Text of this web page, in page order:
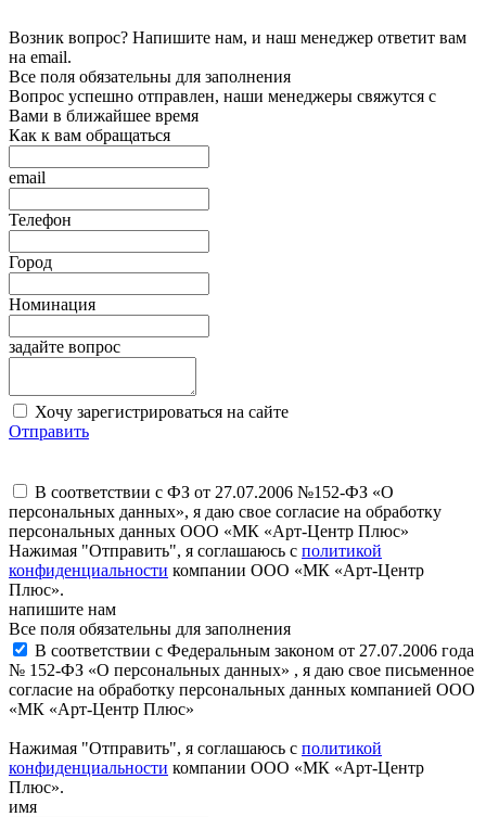
Возник вопрос? Напишите нам, и наш менеджер ответит вам
на email.
Все поля обязательны для заполнения
Вопрос успешно отправлен, наши менеджеры свяжутся с
Вами в ближайшее время
Как к вам обращаться
email
Телефон
Город
Номинация
задайте вопрос
Хочу зарегистрироваться на сайте
Отправить
В соответствии с ФЗ от 27.07.2006 №152-ФЗ «О
персональных данных», я даю свое согласие на обработку
персональных данных ООО «МК «Арт-Центр Плюс»
Нажимая "Отправить", я соглашаюсь с политикой
конфиденциальности компании ООО «МК «Арт-Центр
Плюс».
напишите нам
Все поля обязательны для заполнения
В соответствии с Федеральным законом от 27.07.2006 года
№ 152-ФЗ «О персональных данных» , я даю свое письменное
согласие на обработку персональных данных компанией ООО
«МК «Арт-Центр Плюс»
Нажимая "Отправить", я соглашаюсь с политикой
конфиденциальности компании ООО «МК «Арт-Центр
Плюс».
имя